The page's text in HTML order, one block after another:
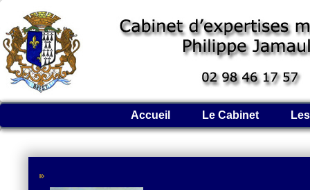
Accueil Le Cabinet